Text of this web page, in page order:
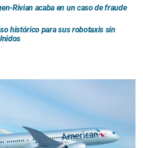
Rivian acaba en un caso de fraude
histórico para sus robotaxis sin